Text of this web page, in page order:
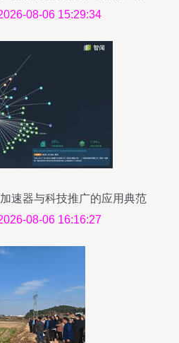
认可08-06 15:29:34
速器与科技推广的应用典范
08-06 16:16:27